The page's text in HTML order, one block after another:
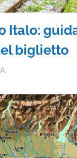
Italo:
biglietto